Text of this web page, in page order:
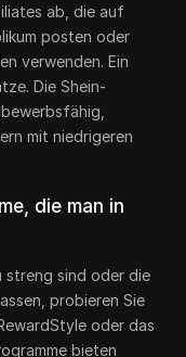
ab, die auf
posten oder
verwenden. Ein
Die Shein-
mit niedrigeren
die man in
streng sind oder die
probieren Sie
oder das
bieten